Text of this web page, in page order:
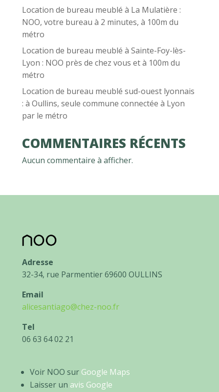
Location de bureau meublé à La Mulatière :
NOO, votre bureau à 2 minutes, à 100m du
métro
Location de bureau meublé à Sainte-Foy-lès-
Lyon : NOO près de chez vous et à 100m du
métro
Location de bureau meublé sud-ouest lyonnais
: à Oullins, seule commune connectée à Lyon
par le métro
COMMENTAIRES RÉCENTS
Aucun commentaire à afficher.
Adresse
32-34, rue Parmentier 69600 OULLINS
Email
alicesantiago@chez-noo.fr
Tel
06 63 64 02 21
Voir NOO sur Google Maps
Laisser un avis Google